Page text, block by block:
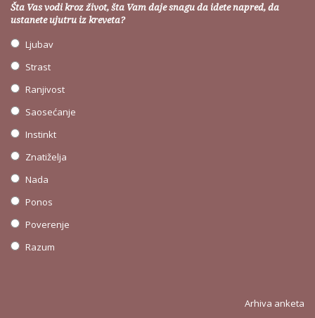
Šta Vas vodi kroz život, šta Vam daje snagu da idete napred, da
ustanete ujutru iz kreveta?
Ljubav
Strast
Ranjivost
Saosećanje
Instinkt
Znatiželja
Nada
Ponos
Poverenje
Razum
Arhiva anketa